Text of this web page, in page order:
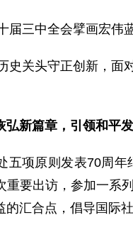
届三中全会擘画宏伟
史关头守正创新，面
新篇章，引领和平
五项原则发表70周
重要出访，参加一系
汇合点，倡导国际